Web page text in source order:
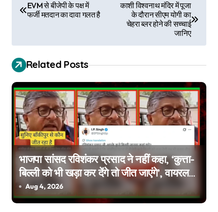
s
t
n
a
v
i
g
a
t
EVM से बीजेपी के पक्ष में
फर्जी मतदान का दावा गलत है
काशी विश्वनाथ मंदिर में पूजा
के दौरान सीएम योगी का
चेहरा ब्लर होने की सच्चाई
जानिए
Related Posts
भाजपा सांसद रविशंकर प्रसाद ने नहीं कहा, ‘कुत्ता-
बिल्ली को भी खड़ा कर देंगे तो जीत जाएंगे’, वायरल
वीडियो एडिटेड है
Aug 4, 2026